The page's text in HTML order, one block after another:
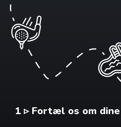
1 ▹ Fortæl os om